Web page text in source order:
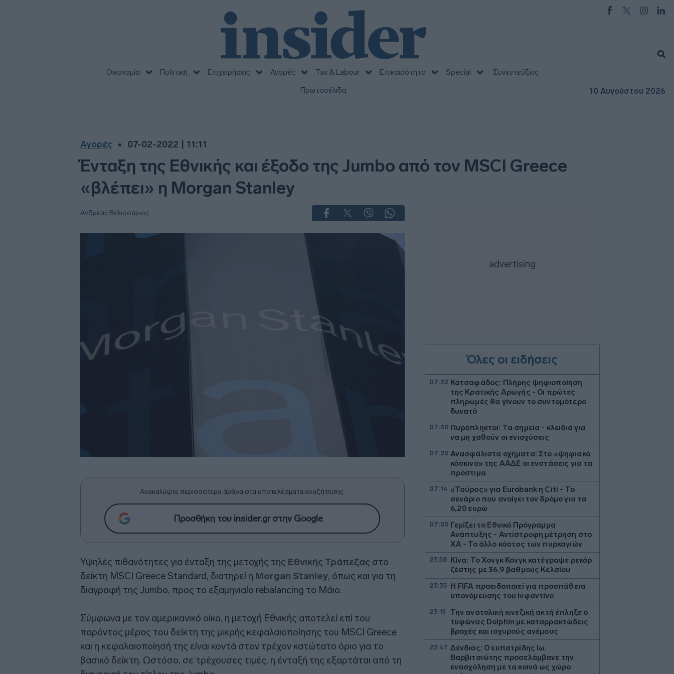
Οικονομία Πολιτική Επιχειρήσεις Αγορές Tax & Labour Επικαιρότητα Special
Συνεντεύξεις
Πρωτοσέλιδα
10 Αυγούστου 2026
Αγορές 07-02-2022 | 11:11
Ένταξη της Εθνικής και έξοδο της Jumbo από τον MSCI Greece
«βλέπει» η Morgan Stanley
Ανδρέας Βελισσάριος
Ανακαλύψτε περισσότερα άρθρα στα αποτελέσματα αναζήτησης.
Προσθήκη του insider.gr στην Google
Υψηλές πιθανότητες για ένταξη της μετοχής της Εθνικής Τράπεζας στο
δείκτη MSCI Greece Standard, διατηρεί η Morgan Stanley, όπως και για τη
διαγραφή της Jumbo, προς το εξαμηνιαίο rebalancing το Μάιο.
Σύμφωνα με τον αμερικανικό οίκο, η μετοχή Εθνικής αποτελεί επί του
παρόντος μέρος του δείκτη της μικρής κεφαλαιοποίησης του MSCI Greece
και η κεφαλαιοποίησή της είναι κοντά στον τρέχον κατώτατο όριο για το
βασικό δείκτη. Ωστόσο, σε τρέχουσες τιμές, η ένταξή της εξαρτάται από τη
Όλες οι ειδήσεις
07:33 Κατσαφάδος: Πλήρης ψηφιοποίηση
της Κρατικής Αρωγής - Οι πρώτες
πληρωμές θα γίνουν το συντομότερο
δυνατό
07:30 Πυρόπληκτοι: Τα σημεία - κλειδιά για
να μη χαθούν οι ενισχύσεις
07:20 Ανασφάλιστα οχήματα: Στο «ψηφιακό
κόσκινο» της ΑΑΔΕ οι ενστάσεις για τα
πρόστιμα
07:14 «Ταύρος» για Eurobank η Citi - Το
σενάριο που ανοίγει τον δρόμο για τα
6,20 ευρώ
07:05 Γεμίζει το Εθνικό Πρόγραμμα
Ανάπτυξης - Αντίστροφη μέτρηση στο
ΧΑ - To άλλο κόστος των πυρκαγιών
23:58 Κίνα: Το Χονγκ Κονγκ κατέγραψε ρεκόρ
ζέστης με 36,9 βαθμούς Κελσίου
23:35 Η FIFA προειδοποιεί για προσπάθεια
υπονόμευσης του Ινφαντίνο
23:15
Την ανατολική κινεζική ακτή έπληξε ο
τυφώνας Dolphin με καταρρακτώδεις
βροχές και ισχυρούς ανέμους
22:47 Δένδιας: Ο ευπατρίδης Ιω.
Βαρβιτσιώτης προσελάμβανε την
ενασχόληση με τα κοινά ως χώρο